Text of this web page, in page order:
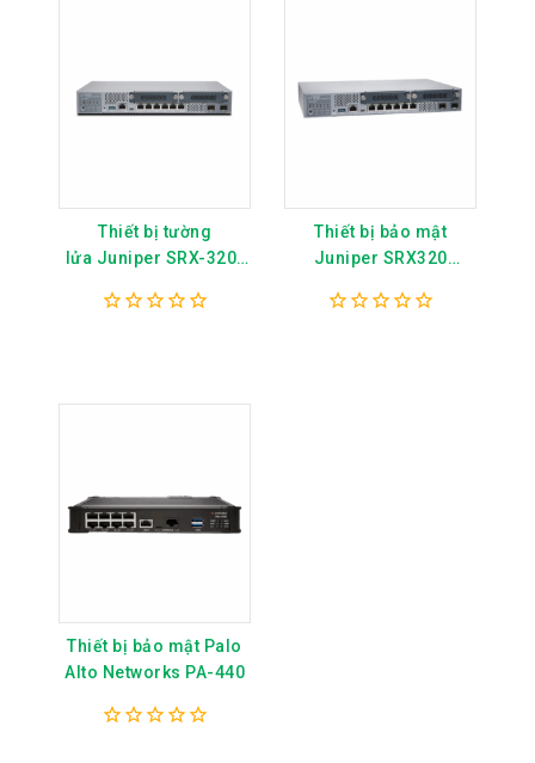
Thiết bị tường
lửa Juniper SRX-320-
Thiết bị bảo mật
Juniper SRX320
SRX320-SYS-JB
Thiết bị bảo mật Palo
Alto Networks PA-440